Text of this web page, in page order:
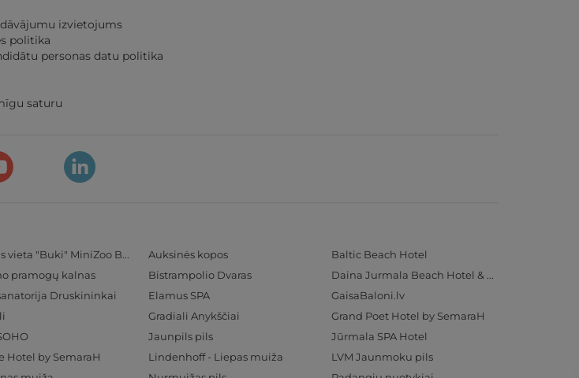
izvietojums
politika
personas datu politika
saturu
Atpūtas vieta "Buki" MiniZoo BUKS Auksinės kopos
Baltic Beach Hotel
pramogų kalnas Bistrampolio Dvaras
Daina Jurmala Beach Hotel & SPA
Druskininkai Elamus SPA
GaisaBaloni.lv
Gradiali Anykščiai
Grand Poet Hotel by SemaraH
Jaunpils pils
Jūrmala SPA Hotel
Hotel by SemaraH Lindenhoff - Liepas muiža
LVM Jaunmoku pils